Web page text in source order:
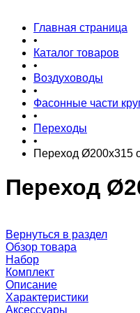
Главная страница
•
Каталог товаров
•
Воздуховоды
•
Фасонные части
•
Переходы
•
Переход Ø200x315
Переход
Вернуться в раздел
Обзор товара
Набор
Комплект
Описание
Характеристики
Аксессуары